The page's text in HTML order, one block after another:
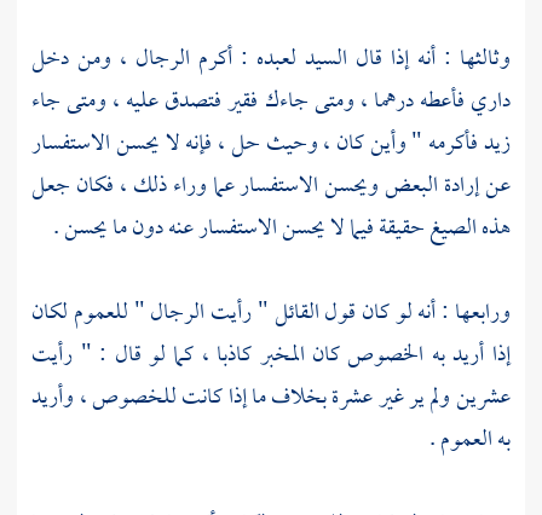
وثالثها : أنه إذا قال السيد لعبده : أكرم الرجال ، ومن دخل
داري فأعطه درهما ، ومتى جاءك فقير فتصدق عليه ، ومتى جاء
زيد فأكرمه " وأين كان ، وحيث حل ، فإنه لا يحسن الاستفسار
عن إرادة البعض ويحسن الاستفسار عما وراء ذلك ، فكان جعل
هذه الصيغ حقيقة فيما لا يحسن الاستفسار عنه دون ما يحسن .
ورابعها : أنه لو كان قول القائل " رأيت الرجال " للعموم لكان
إذا أريد به الخصوص كان المخبر كاذبا ، كما لو قال : " رأيت
عشرين ولم ير غير عشرة بخلاف ما إذا كانت للخصوص ، وأريد
به العموم .